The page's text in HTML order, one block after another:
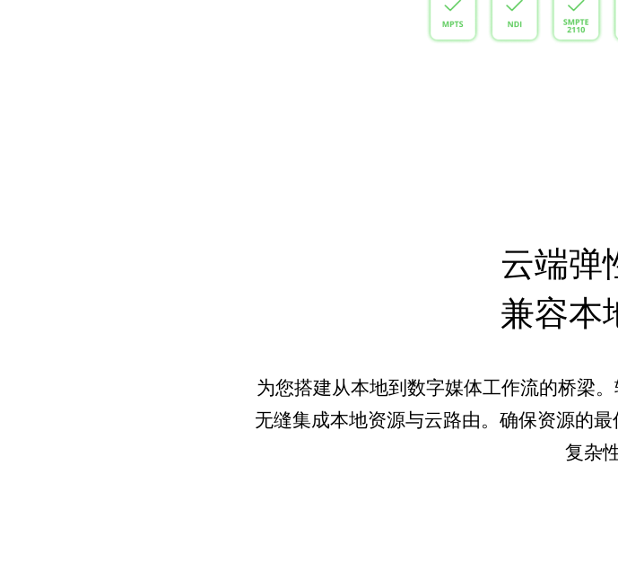
云端弹
兼容本
为您搭建从本地到数字媒体工作流的桥梁
无缝集成本地资源与云路由。确保资源的
复杂性